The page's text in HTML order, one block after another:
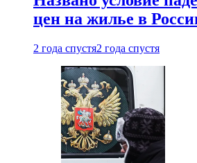
цен на жилье в
2 года спустя2 года спустя